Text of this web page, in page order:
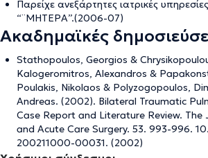
Παρείχε ανεξάρτητες ιατρικές
“¨ΜΗΤΕΡΑ”.(2006-07)
Ακαδημαϊκές
Stathopoulos, Georgios &
Kalogeromitros, Alexandros &
Poulakis, Nikolaos & Polyzogopoulos,
Andreas. (2002). Bilateral Traumatic
Case Report and Literature Review. The
and Acute Care Surgery. 53. 993-996.
200211000-00031. (2002)